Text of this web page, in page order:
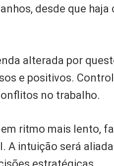
desde que
alterada por
e positivos.
no trabalho.
ritmo mais lento,
intuição será